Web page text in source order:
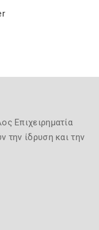
Επιχειρηματία
την ίδρυση και την